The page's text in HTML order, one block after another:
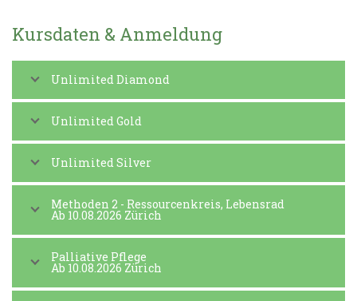
Kursdaten & Anmeldung
Unlimited Diamond
Unlimited Gold
Unlimited Silver
Methoden 2 - Ressourcenkreis, Lebensrad
Ab 10.08.2026 Zürich
Palliative Pflege
Ab 10.08.2026 Zürich